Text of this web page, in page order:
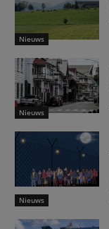
Nieuws
Nieuws
Nieuws